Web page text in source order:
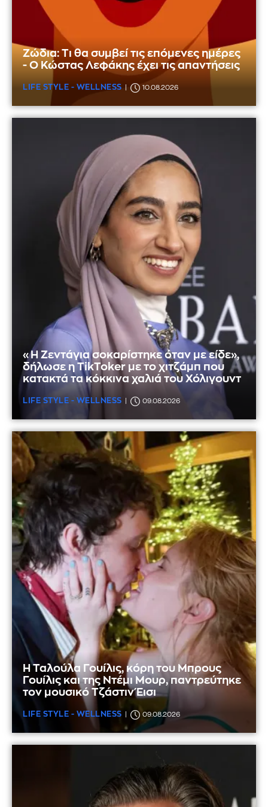
Ζώδια: Τι θα συμβεί τις επόμενες ημέρες
- Ο Κώστας Λεφάκης έχει τις απαντήσεις
LIFE STYLE - WELLNESS 10.08.2026
«Η Ζεντάγια σοκαρίστηκε όταν με είδε»,
δήλωσε η TikToker με το χιτζάμπ που
κατακτά τα κόκκινα χαλιά του Χόλιγουντ
LIFE STYLE - WELLNESS 09.08.2026
Η Ταλούλα Γουίλις, κόρη του Μπρους
Γουίλις και της Ντέμι Μουρ, παντρεύτηκε
τον μουσικό Τζάστιν Έισι
LIFE STYLE - WELLNESS 09.08.2026